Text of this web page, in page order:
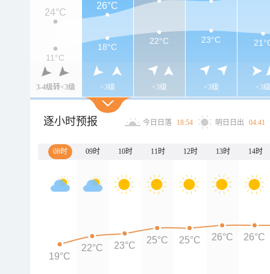
3-4级转<3级 <3级 <3级 <3级 <3级
24°C
26°C
11°C
18°C
22°C 23°C
逐小时预报 今日日落 18:54 明日日出 04:41
08时 09时 10时 11时 12时 13时 14时
19°C
22°C 23°C
25°C 25°C 26°C 26°C